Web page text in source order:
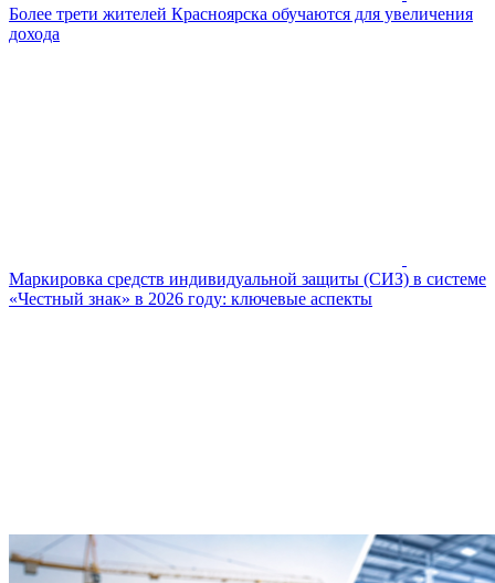
Более трети жителей Красноярска обучаются для увеличения
дохода
Маркировка средств индивидуальной защиты (СИЗ) в системе
«Честный знак» в 2026 году: ключевые аспекты